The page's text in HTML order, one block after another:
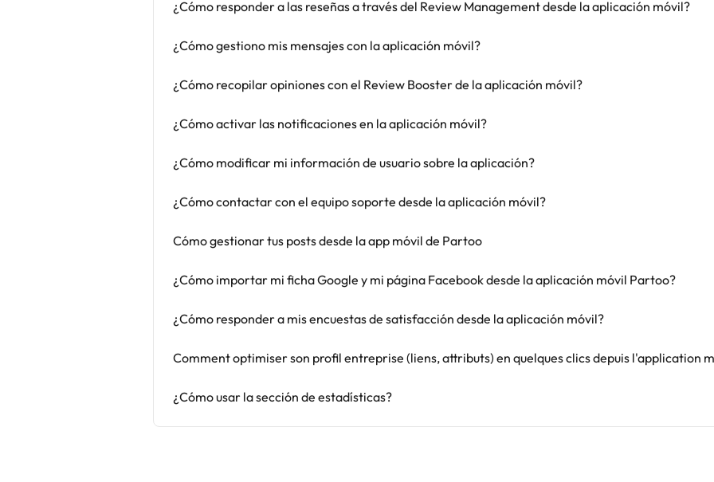
¿Cómo responder a las reseñas a través del Review Management desde la aplicación móvil?
¿Cómo gestiono mis mensajes con la aplicación móvil?
¿Cómo recopilar opiniones con el Review Booster de la aplicación móvil?
¿Cómo activar las notificaciones en la aplicación móvil?
¿Cómo modificar mi información de usuario sobre la aplicación?
¿Cómo contactar con el equipo soporte desde la aplicación móvil?
Cómo gestionar tus posts desde la app móvil de Partoo
¿Cómo importar mi ficha Google y mi página Facebook desde la aplicación móvil Partoo?
¿Cómo responder a mis encuestas de satisfacción desde la aplicación móvil?
Comment optimiser son profil entreprise (liens, attributs) en quelques clics depuis l'application
¿Cómo usar la sección de estadísticas?